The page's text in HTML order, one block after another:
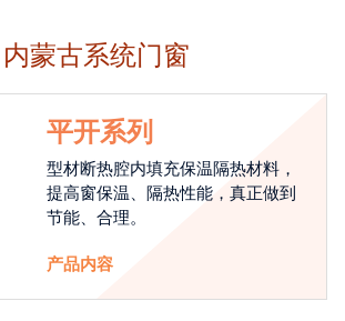
内蒙古系统门窗
平开系列
型材断热腔内填充保温隔热材料，
提高窗保温、隔热性能，真正做到
节能、合理。
产品内容